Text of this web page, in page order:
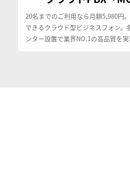
20名までのご利用なら月額5,980円
できるクラウド型ビジネスフォン。
ンター設置で業界NO.1の高品質を実